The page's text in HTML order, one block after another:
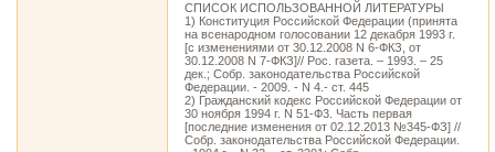
СПИСОК ИСПОЛЬЗОВАННОЙ ЛИТЕРАТУРЫ
1) Конституция Российской Федерации (принята
на всенародном голосовании 12 декабря 1993 г.
[с изменениями от 30.12.2008 N 6-ФКЗ, от
30.12.2008 N 7-ФКЗ]// Рос. газета. – 1993. – 25
дек.; Собр. законодательства Российской
Федерации. - 2009. - N 4.- ст. 445
2) Гражданский кодекс Российской Федерации от
30 ноября 1994 г. N 51-Ф3. Часть первая
[последние изменения от 02.12.2013 №345-ФЗ] //
Собр. законодательства Российской Федерации.